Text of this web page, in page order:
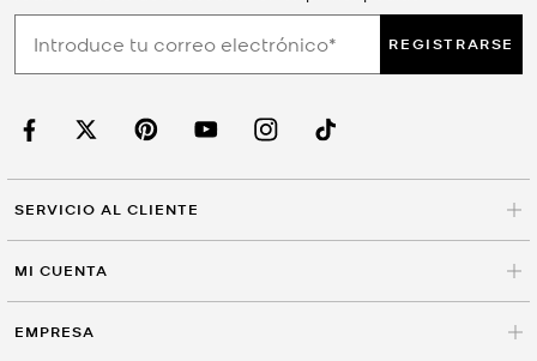
REGISTRARSE
SERVICIO AL CLIENTE
MI CUENTA
EMPRESA